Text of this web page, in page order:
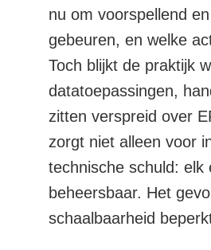
nu om voorspellend
gebeuren, en welke
Toch blijkt de praktijk
datatoepassingen,
zitten verspreid over
zorgt niet alleen voor
technische schuld: elk
beheersbaar. Het
schaalbaarheid